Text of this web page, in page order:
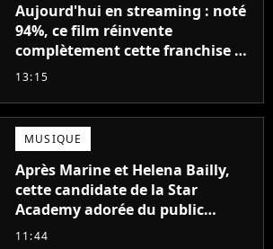
Aujourd'hui en streaming : noté
94%, ce film réinvente
complètement cette franchise de
science-fiction vieille de 40 ans
13:15
MUSIQUE
Après Marine et Helena Bailly,
cette candidate de la Star
Academy adorée du public
annonce son premier album,
11:44